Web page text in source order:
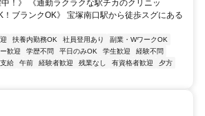
中！》 《通勤ラクラクな駅チカのクリニッ
！ブランクOK》 宝塚南口駅から徒歩スグにある
扶養内勤務OK 社員登用あり
副業・WワークOK
歓迎 学歴不問 平日のみOK 学生歓迎
経験不問
給 午前 経験者歓迎 残業なし 有資格者歓迎
夕方